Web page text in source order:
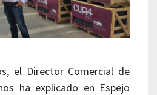
el Director Comercial de
ha explicado en Espejo